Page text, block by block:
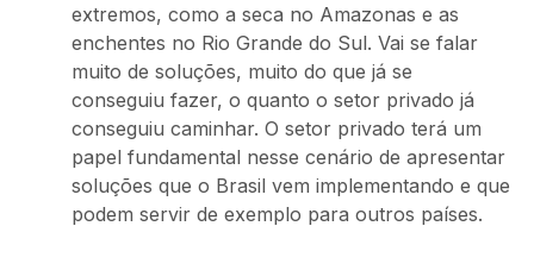
extremos, como a seca no Amazonas e as
enchentes no Rio Grande do Sul. Vai se falar
muito de soluções, muito do que já se
conseguiu fazer, o quanto o setor privado já
conseguiu caminhar. O setor privado terá um
papel fundamental nesse cenário de apresentar
soluções que o Brasil vem implementando e que
podem servir de exemplo para outros países.